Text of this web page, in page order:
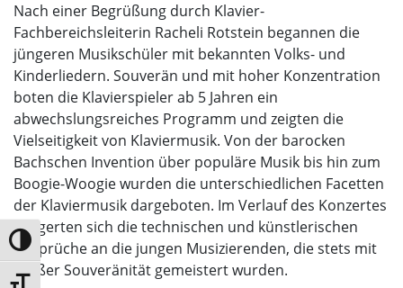
Umschalten auf hohe Kontraste
Nach einer Begrüßung durch Klavier-
Fachbereichsleiterin Racheli Rotstein begannen die
jüngeren Musikschüler mit bekannten Volks- und
Kinderliedern. Souverän und mit hoher Konzentration
boten die Klavierspieler ab 5 Jahren ein
abwechslungsreiches Programm und zeigten die
Vielseitigkeit von Klaviermusik. Von der barocken
Bachschen Invention über populäre Musik bis hin zum
Boogie-Woogie wurden die unterschiedlichen Facetten
der Klaviermusik dargeboten. Im Verlauf des Konzertes
steigerten sich die technischen und künstlerischen
Ansprüche an die jungen Musizierenden, die stets mit
großer Souveränität gemeistert wurden.